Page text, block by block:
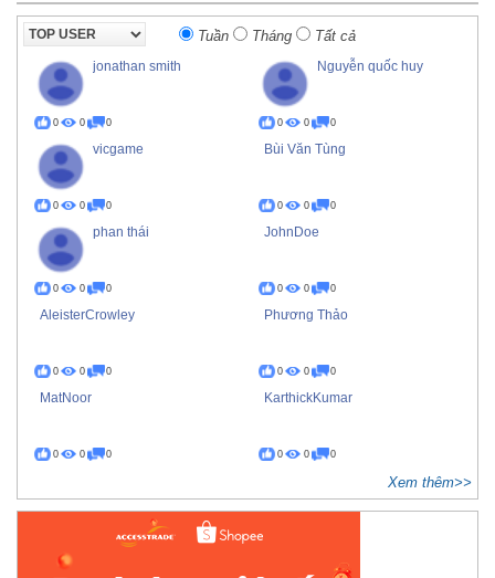
Tuần Tháng Tất cả
jonathan smith
0 0 0
Nguyễn quốc huy
0 0 0
vicgame
0 0 0
Bùi Văn Tùng
0 0 0
phan thái
0 0 0
JohnDoe
0 0 0
AleisterCrowley
0 0 0
Phương Thảo
0 0 0
MatNoor
0 0 0
KarthickKumar
0 0 0
Xem thêm>>